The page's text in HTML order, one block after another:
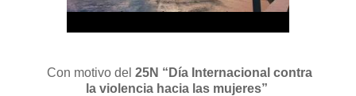
Con motivo del 25N “Día Internacional contra
la violencia hacia las mujeres”